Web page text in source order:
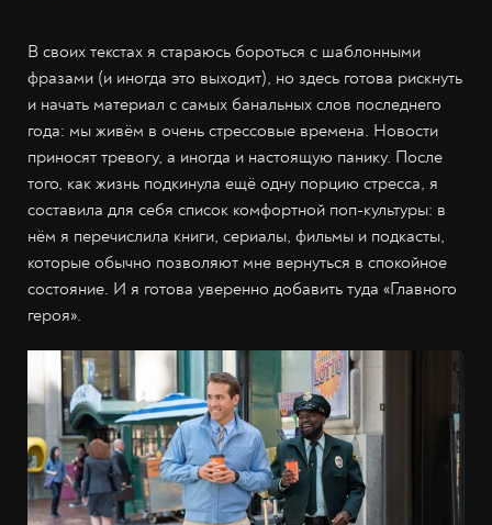
В своих текстах я стараюсь бороться с шаблонными
фразами (и иногда это выходит), но здесь готова рискнуть
и начать материал с самых банальных слов последнего
года: мы живём в очень стрессовые времена. Новости
приносят тревогу, а иногда и настоящую панику. После
того, как жизнь подкинула ещё одну порцию стресса, я
составила для себя список комфортной поп-культуры: в
нём я перечислила книги, сериалы, фильмы и подкасты,
которые обычно позволяют мне вернуться в спокойное
состояние. И я готова уверенно добавить туда «Главного
героя».